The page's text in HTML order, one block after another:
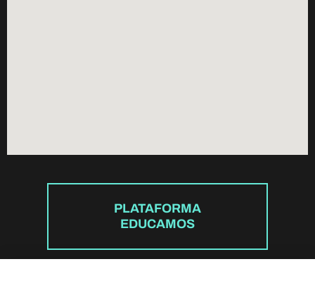
PLATAFORMA
EDUCAMOS